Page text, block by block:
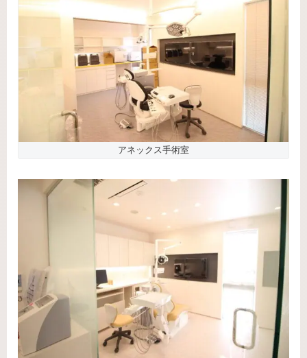
アネックス手術室